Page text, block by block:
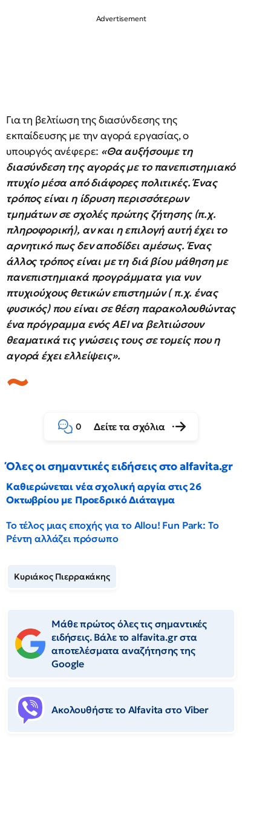
Για τη βελτίωση της διασύνδεσης της
εκπαίδευσης με την αγορά εργασίας, ο
υπουργός ανέφερε: «Θα αυξήσουμε τη
διασύνδεση της αγοράς με το πανεπιστημιακό
πτυχίο μέσα από διάφορες πολιτικές. Ένας
τρόπος είναι η ίδρυση περισσότερων
τμημάτων σε σχολές πρώτης ζήτησης (π.χ.
πληροφορική), αν και η επιλογή αυτή έχει το
αρνητικό πως δεν αποδίδει αμέσως. Ένας
άλλος τρόπος είναι με τη διά βίου μάθηση με
πανεπιστημιακά προγράμματα για νυν
πτυχιούχους θετικών επιστημών ( π.χ. ένας
φυσικός) που είναι σε θέση παρακολουθώντας
ένα πρόγραμμα ενός ΑΕΙ να βελτιώσουν
θεαματικά τις γνώσεις τους σε τομείς που η
αγορά έχει ελλείψεις».
0 Δείτε τα σχόλια
Όλες οι σημαντικές ειδήσεις στο alfavita.gr
Καθιερώνεται νέα σχολική αργία στις 26
Οκτωβρίου με Προεδρικό Διάταγμα
Το τέλος μιας εποχής για το Allou! Fun Park: Το
Ρέντη αλλάζει πρόσωπο
Κυριάκος Πιερρακάκης
Μάθε πρώτος όλες τις σημαντικές
ειδήσεις. Βάλε το alfavita.gr στα
αποτελέσματα αναζήτησης της
Google
Ακολουθήστε το Αlfavita στο Viber